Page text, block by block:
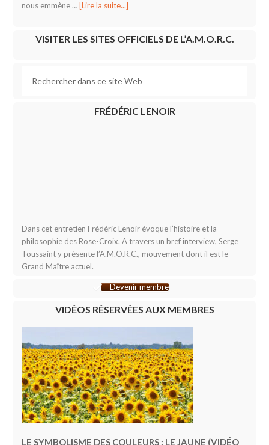
nous emmène … [Lire la suite...]
VISITER LES SITES OFFICIELS DE L’A.M.O.R.C.
FRÉDÉRIC LENOIR
Dans cet entretien Frédéric Lenoir évoque l’histoire et la
philosophie des Rose-Croix. A travers un bref interview, Serge
Toussaint y présente l’A.M.O.R.C., mouvement dont il est le
Grand Maître actuel.
Devenir membre
VIDÉOS RÉSERVÉES AUX MEMBRES
LE SYMBOLISME DES COULEURS : LE JAUNE (VIDÉO